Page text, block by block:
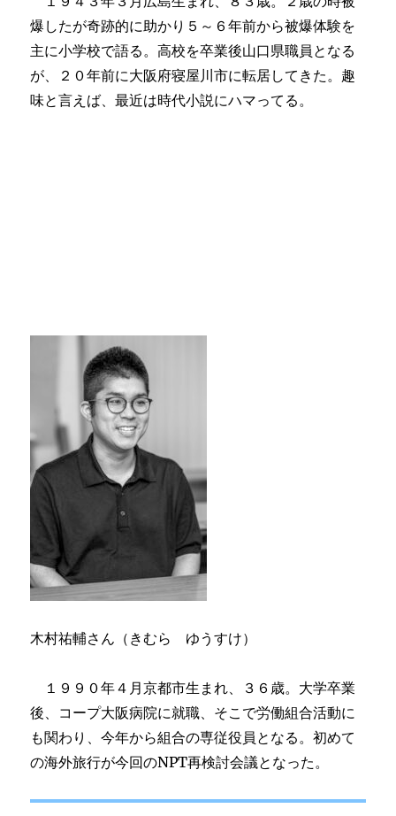
爆したが奇跡的に助かり５～６年前から被爆体験を
主に小学校で語る。高校を卒業後山口県職員となる
が、２０年前に大阪府寝屋川市に転居してきた。趣
味と言えば、最近は時代小説にハマってる。
木村祐輔さん（きむら ゆうすけ）
１９９０年４月京都市生まれ、３６歳。大学卒業
後、コープ大阪病院に就職、そこで労働組合活動に
も関わり、今年から組合の専従役員となる。初めて
の海外旅行が今回のNPT再検討会議となった。